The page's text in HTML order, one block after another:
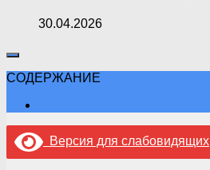
30.04.2026
СОДЕРЖАНИЕ
Версия для слабовидящих